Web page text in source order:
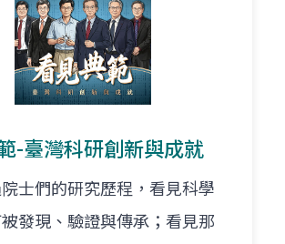
-臺灣科研創新與成就
士們的研究歷程，看見科學
發現、驗證與傳承；看見那